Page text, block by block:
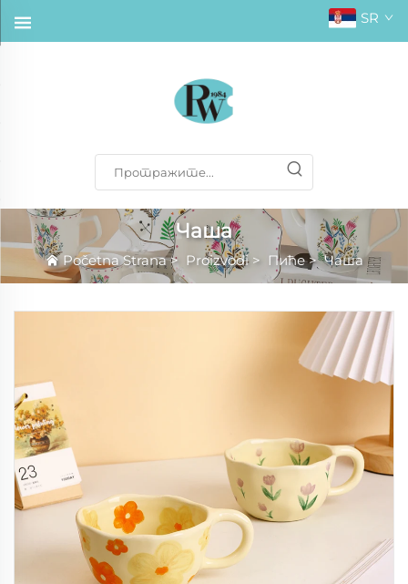
SR
Чаша
Početna Strana> Proizvodi> Пиће>Чаша